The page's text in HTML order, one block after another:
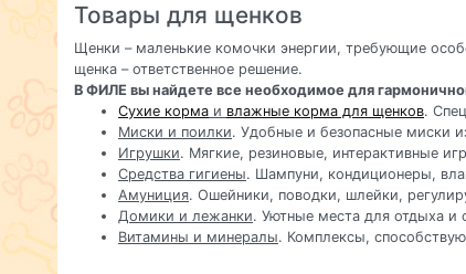
Товары для щенков
Щенки – маленькие комочки энергии, требующие
щенка – ответственное решение.
В ФИЛЕ вы найдете все необходимое для
Сухие корма и влажные корма для щенков.
Миски и поилки. Удобные и безопасные миски
Игрушки. Мягкие, резиновые, интерактивные
Средства гигиены. Шампуни, кондиционеры,
Амуниция. Ошейники, поводки, шлейки,
Домики и лежанки. Уютные места для отдыха и
Витамины и минералы. Комплексы,